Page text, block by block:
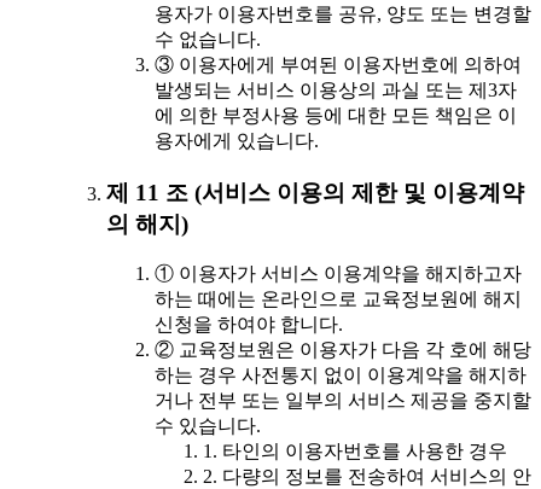
용자가 이용자번호를 공유, 양도 또는 변경할
수 없습니다.
③ 이용자에게 부여된 이용자번호에 의하여
발생되는 서비스 이용상의 과실 또는 제3자
에 의한 부정사용 등에 대한 모든 책임은 이
용자에게 있습니다.
제 11 조 (서비스 이용의 제한 및 이용계약
의 해지)
① 이용자가 서비스 이용계약을 해지하고자
하는 때에는 온라인으로 교육정보원에 해지
신청을 하여야 합니다.
② 교육정보원은 이용자가 다음 각 호에 해당
하는 경우 사전통지 없이 이용계약을 해지하
거나 전부 또는 일부의 서비스 제공을 중지할
수 있습니다.
1. 타인의 이용자번호를 사용한 경우
2. 다량의 정보를 전송하여 서비스의 안